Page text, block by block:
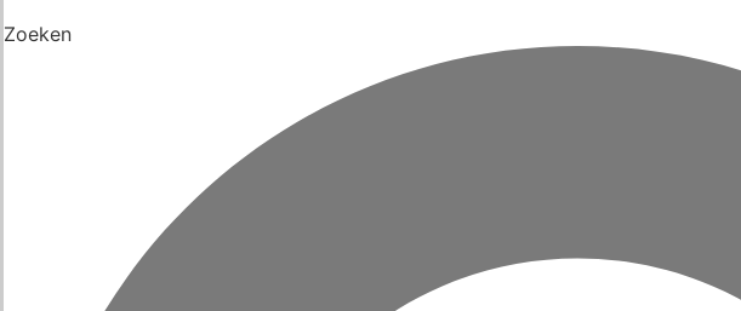
Zoeken